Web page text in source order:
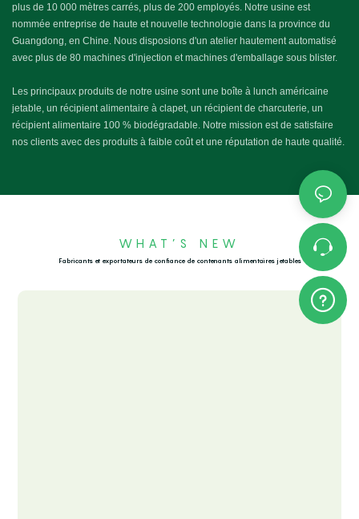
plus de 10 000 mètres carrés, plus de 200 employés. Notre usine est
nommée entreprise de haute et nouvelle technologie dans la province du
Guangdong, en Chine. Nous disposions d'un atelier hautement automatisé
avec plus de 80 machines d'injection et machines d'emballage sous blister.
Les principaux produits de notre usine sont une boîte à lunch américaine
jetable, un récipient alimentaire à clapet, un récipient de charcuterie, un
récipient alimentaire 100 % biodégradable. Notre mission est de satisfaire
nos clients avec des produits à faible coût et une réputation de haute qualité.
WHAT’S NEW
Fabricants et exportateurs de confiance de contenants alimentaires jetables